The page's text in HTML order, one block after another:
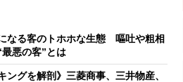
なる客のトホホな生態 嘔吐や粗相
悪の客”とは
ングを解剖》三菱商事、三井物産、